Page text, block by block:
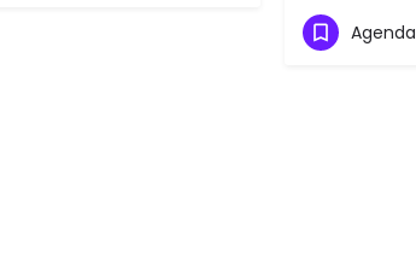
Agenda